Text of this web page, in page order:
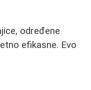
određene
efikasne. Evo